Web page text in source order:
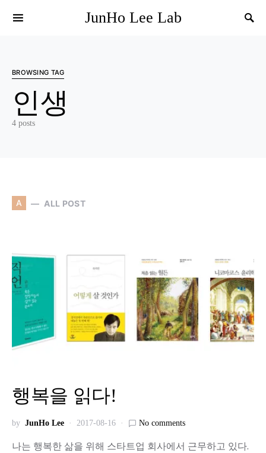
JunHo Lee Lab
BROWSING TAG
인생
4 posts
A ALL POST
행복을 읽다!
by JunHo Lee 2017-08-16 No comments
나는 행복한 삶을 위해 스타트업 회사에서 근무하고 있다.